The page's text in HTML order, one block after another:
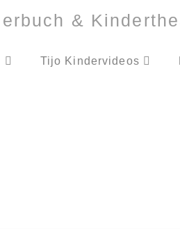
Tijo Kindervideos